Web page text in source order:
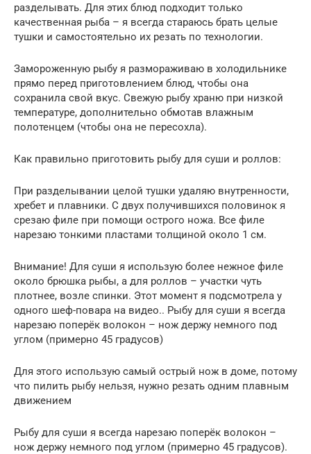
разделывать. Для этих блюд подходит только
качественная рыба – я всегда стараюсь брать целые
тушки и самостоятельно их резать по технологии.
Замороженную рыбу я размораживаю в холодильнике
прямо перед приготовлением блюд, чтобы она
сохранила свой вкус. Свежую рыбу храню при низкой
температуре, дополнительно обмотав влажным
полотенцем (чтобы она не пересохла).
Как правильно приготовить рыбу для суши и роллов:
При разделывании целой тушки удаляю внутренности,
хребет и плавники. С двух получившихся половинок я
срезаю филе при помощи острого ножа. Все филе
нарезаю тонкими пластами толщиной около 1 см.
Внимание! Для суши я использую более нежное филе
около брюшка рыбы, а для роллов – участки чуть
плотнее, возле спинки. Этот момент я подсмотрела у
одного шеф-повара на видео.. Рыбу для суши я всегда
нарезаю поперёк волокон – нож держу немного под
углом (примерно 45 градусов)
Для этого использую самый острый нож в доме, потому
что пилить рыбу нельзя, нужно резать одним плавным
движением
Рыбу для суши я всегда нарезаю поперёк волокон –
нож держу немного под углом (примерно 45 градусов).